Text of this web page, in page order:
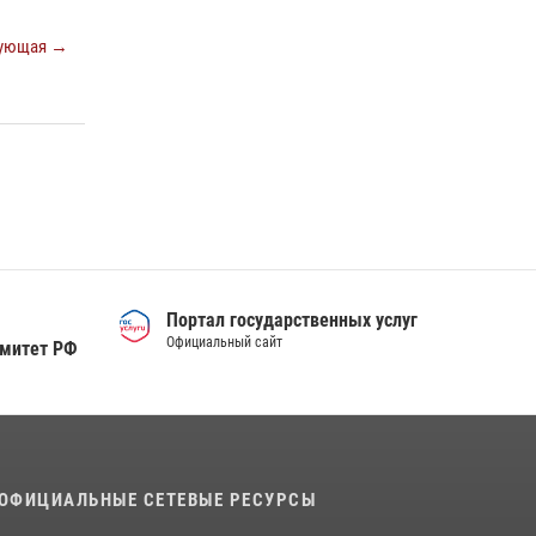
→
РФ
Портал государственных услуг
Официальный сайт
СЕТЕВЫЕ РЕСУРСЫ